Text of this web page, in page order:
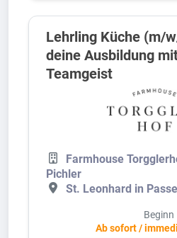
Lehrling Küche (m/
deine Ausbildung
Teamgeist
Farmhouse
Pichler
St. Leonhard in
Beginn
Ab sofort /